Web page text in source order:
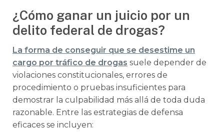
¿Cómo ganar un juicio por un
delito federal de drogas?
La forma de conseguir que se desestime un
cargo por tráfico de drogas suele depender de
violaciones constitucionales, errores de
procedimiento o pruebas insuficientes para
demostrar la culpabilidad más allá de toda duda
razonable. Entre las estrategias de defensa
eficaces se incluyen: